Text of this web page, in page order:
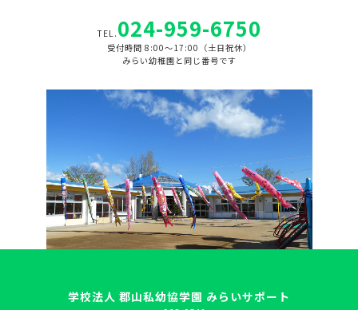
TEL. 024-959-6750
受付時間 8:00～17:00（土日祝休）
みらい幼稚園と同じ番号です
学校法人 郡山私幼協学園 みらいサポート